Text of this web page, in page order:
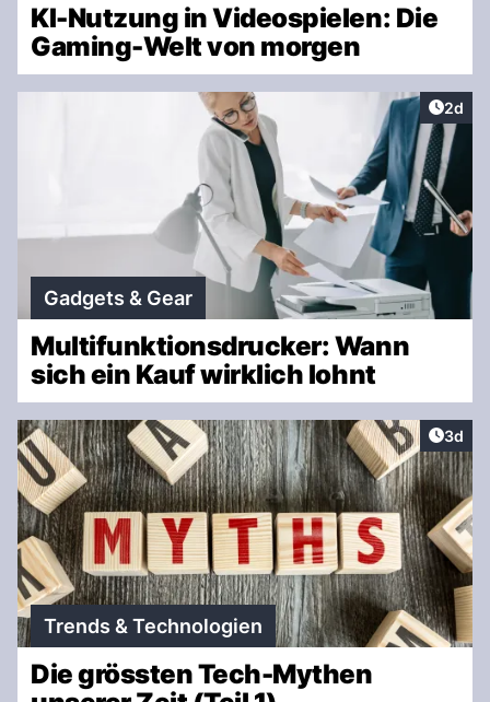
KI-Nutzung in Videospielen: Die
Gaming-Welt von morgen
2d
Gadgets & Gear
Multifunktionsdrucker: Wann
sich ein Kauf wirklich lohnt
3d
Trends & Technologien
Die grössten Tech-Mythen